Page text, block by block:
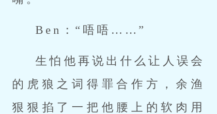
Ben：“唔唔……”
生怕他再说出什么让人误会
的虎狼之词得罪合作方，余渔
狠狠掐了一把他腰上的软肉用